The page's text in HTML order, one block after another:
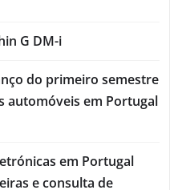
G DM-i
do primeiro semestre
automóveis em Portugal
em Portugal
e consulta de